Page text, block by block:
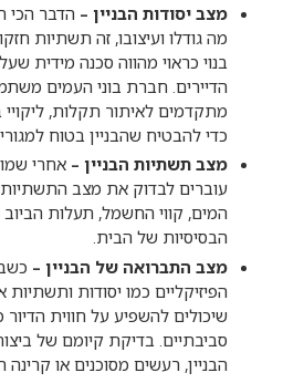
מצב יסודות הבניין – הדבר הכי
מה גודלו ועיצובו, זה תשתיות
בנוי כראוי מהווה סכנה מידית
הדיירים. חברת בוני העמים
מתקדמים לאיתור תקלות, ליקויי
כדי להבטיח שהבניין בטוח
מצב תשתיות הבניין – אחרי
עוברים לבדוק את מצב התשתיות.
המים, קווי החשמל, תעלות הביוב
הבסיסיות של הבית.
מצב התברואה של הבניין –
הפיזיקליים כמו יסודות
שיכולים להשפיע על חווית הדיור
סביבתיים. בדיקת קיומם של
הבניין, רעשים מסוכנים או